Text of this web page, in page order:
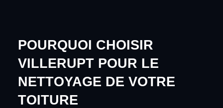
POURQUOI CHOISIR
VILLERUPT POUR LE
NETTOYAGE DE VOTRE
TOITURE